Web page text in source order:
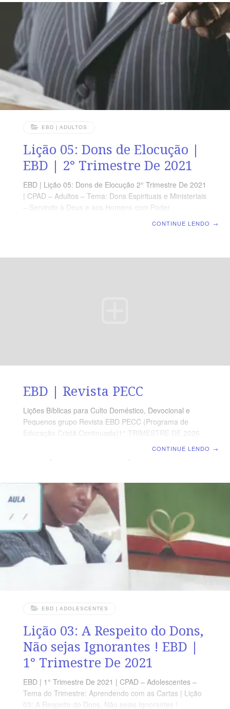
deve atingir em cada tópico. Por exemplo, o objetivo I
refere-se ao tópico I com os seus respectivos
subtópicos. I – Investigar biblicamente o colégio
apostólico;II – Retratar o ministério apostólico de
Paulo;III – Avaliar a apostolicidade atual.
EBD | ADULTOS
Lição 05: Dons de Elocução |
EBD | 2° Trimestre De 2021
EBD | Lição 05: Dons de Elocução 2° Trimestre De 2021
| CPAD – Adultos – Tema: Dons Espirituais e Ministeriais
– Servindo à Deus e aos Homens com Poder
CONTINUE LENDO →
EBD | Revista PECC
Lições Bíblicas para Culto Doméstico, Devocional e
Pequenos grupo Revista EBD PECC (Programa de
Educação Cristã Continuada)1° TRIMESTRE DE 2026
Jerusalém e IsraelLição 04: Ezequiel 8-11 – A Glória de
Deus Se Retira do TemploLição 05: Ezequiel 12 e 13 –
A Profecia Verdadeira e as Falsas
CONTINUE LENDO →
EBD | ADOLESCENTES
Lição 03: A Respeito do Dons,
Não sejas Ignorantes ! EBD |
1° Trimestre De 2021
EBD | 1° Trimestre De 2021 | CPAD – Adolescentes –
Tema do Trimestre: Aprendendo com as Cartas | Lição
03: A Respeito do Dons, Não sejas Ignorantes !